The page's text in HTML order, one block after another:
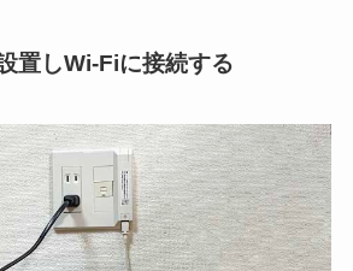
置しWi-Fiに接続する